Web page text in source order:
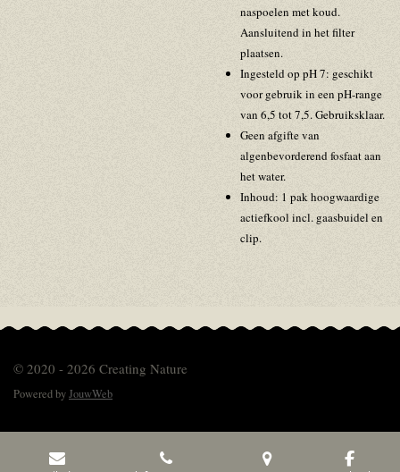
naspoelen met koud.
Aansluitend in het filter
plaatsen.
Ingesteld op pH 7: geschikt
voor gebruik in een pH-range
van 6,5 tot 7,5. Gebruiksklaar.
Geen afgifte van
algenbevorderend fosfaat aan
het water.
Inhoud: 1 pak hoogwaardige
actiefkool incl. gaasbuidel en
clip.
© 2020 - 2026 Creating Nature
Powered byJouwWeb